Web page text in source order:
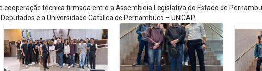
cooperação técnica firmada entre a Assembleia Legislativa do Estado de
e a Universidade Católica de Pernambuco – UNICAP.